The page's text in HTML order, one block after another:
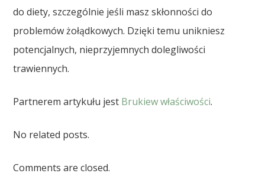
do diety, szczególnie jeśli masz skłonności do
problemów żołądkowych. Dzięki temu unikniesz
potencjalnych, nieprzyjemnych dolegliwości
trawiennych.
Partnerem artykułu jest Brukiew właściwości.
No related posts.
Comments are closed.